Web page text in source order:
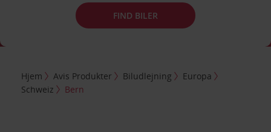
FIND BILER
Hjem Avis Produkter Biludlejning
Europa
Schweiz
Bern